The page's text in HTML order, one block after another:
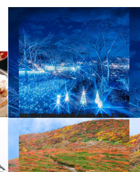
2022.12.24
【画像】いつか行きたい！ 日本の冬の絶景 ～北海道・東北篇～(全41点)
旅＆お出かけ